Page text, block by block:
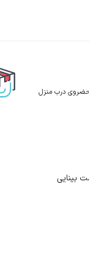
حضروی درب منزل
بینایی